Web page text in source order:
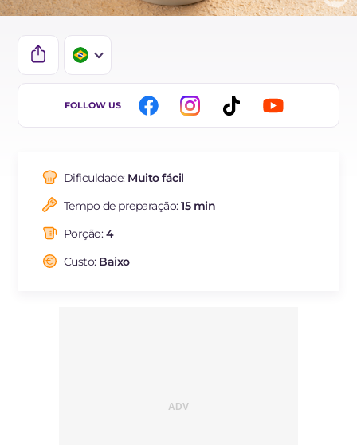
IT
ES
FR
NL
FOLLOW US
Dificuldade: Muito fácil
Tempo de preparação:15 min
Porção:4
Custo: Baixo